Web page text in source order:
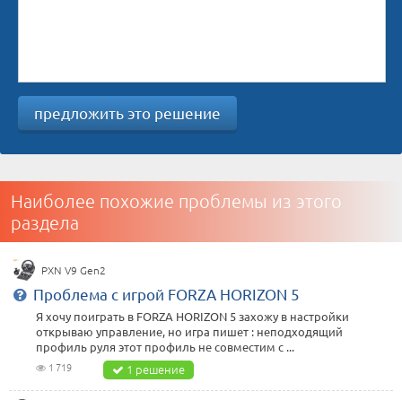
предложить это решение
Наиболее похожие проблемы из этого
раздела
PXN V9 Gen2
Проблема с игрой FORZA HORIZON 5
Я хочу поиграть в FORZA HORIZON 5 захожу в настройки
открываю управление, но игра пишет : неподходящий
профиль руля этот профиль не совместим с ...
1 719 1 решение